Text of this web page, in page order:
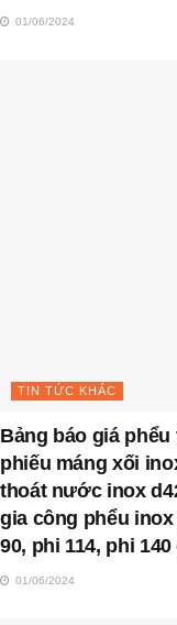
01/06/2024
TIN TỨC KHÁC
Bảng báo giá
phiếu máng xối
thoát nước inox
gia công phểu inox
90, phi 114, phi
01/06/2024